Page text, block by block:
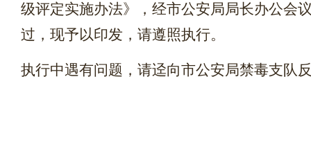
级评定实施办法》，经市公安局局长办公会
过，现予以印发，请遵照执行。
执行中遇有问题，请迳向市公安局禁毒支队